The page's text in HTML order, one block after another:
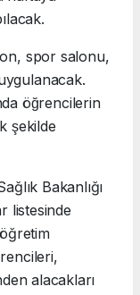
spor salonu,
öğrencilerin
şekilde
Bakanlığı
listesinde
alacakları